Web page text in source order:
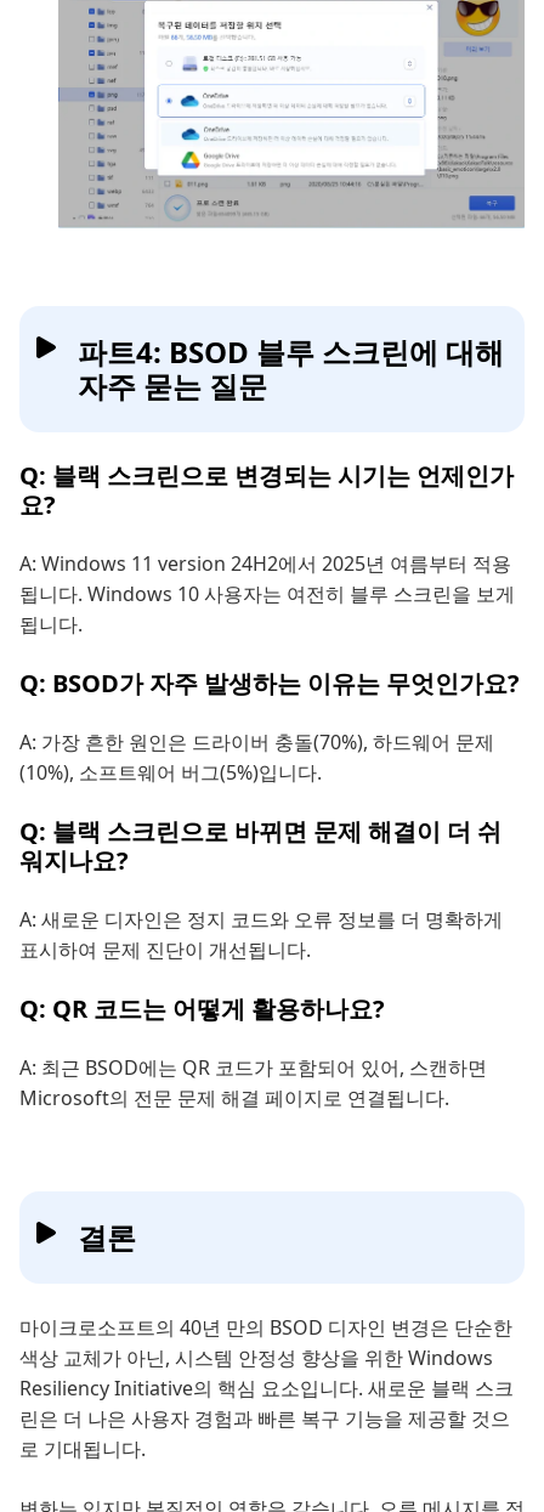
파트4: BSOD 블루 스크린에 대해
자주 묻는 질문
Q: 블랙 스크린으로 변경되는 시기는 언제인가
요?
A: Windows 11 version 24H2에서 2025년 여름부터 적용
됩니다. Windows 10 사용자는 여전히 블루 스크린을 보게
됩니다.
Q: BSOD가 자주 발생하는 이유는 무엇인가요?
A: 가장 흔한 원인은 드라이버 충돌(70%), 하드웨어 문제
(10%), 소프트웨어 버그(5%)입니다.
Q: 블랙 스크린으로 바뀌면 문제 해결이 더 쉬
워지나요?
A: 새로운 디자인은 정지 코드와 오류 정보를 더 명확하게
표시하여 문제 진단이 개선됩니다.
Q: QR 코드는 어떻게 활용하나요?
A: 최근 BSOD에는 QR 코드가 포함되어 있어, 스캔하면
Microsoft의 전문 문제 해결 페이지로 연결됩니다.
결론
마이크로소프트의 40년 만의 BSOD 디자인 변경은 단순한
색상 교체가 아닌, 시스템 안정성 향상을 위한 Windows
Resiliency Initiative의 핵심 요소입니다. 새로운 블랙 스크
린은 더 나은 사용자 경험과 빠른 복구 기능을 제공할 것으
로 기대됩니다.